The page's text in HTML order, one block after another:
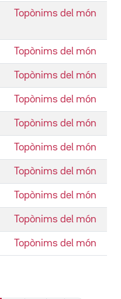
Topònims del món
Topònims del món
Topònims del món
Topònims del món
Topònims del món
Topònims del món
Topònims del món
Topònims del món
Topònims del món
Topònims del món